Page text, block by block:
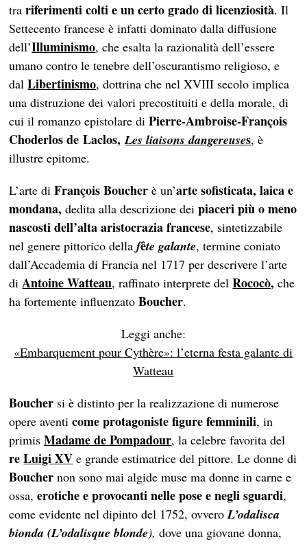
trariferimenti colti e un certo grado di licenziosità. Il
Settecento francese è infatti dominato dalla diffusione
dell’Illuminismo, che esalta la razionalità dell’essere
umano contro le tenebre dell’oscurantismo religioso, e
dalLibertinismo, dottrina che nel XVIII secolo implica
una distruzione dei valori precostituiti e della morale, di
cui il romanzo epistolare di Pierre-Ambroise-François
Choderlos de Laclos,Les liaisons dangereuses, è
illustre epitome.
L’arte diFrançois Boucher è un’arte sofisticata, laica e
mondana,dedita alla descrizione deipiaceri più o meno
nascosti dell’alta aristocrazia francese, sintetizzabile
nel genere pittorico dellafête galante, termine coniato
dall’Accademia di Francia nel 1717 per descrivere l’arte
diAntoine Watteau, raffinato interprete delRococò, che
ha fortemente influenzatoBoucher.
Leggi anche:
«Embarquement pour Cythère»: l’eterna festa galante di
Watteau
Boucher si è distinto per la realizzazione di numerose
opere aventicome protagoniste figure femminili, in
primisMadame de Pompadour, la celebre favorita del
reLuigi XV e grande estimatrice del pittore. Le donne di
Boucher non sono mai algide muse ma donne in carne e
ossa,erotiche e provocanti nelle pose e negli sguardi,
come evidente nel dipinto del 1752, ovveroL’odalisca
bionda (L’odalisque blonde), dove una giovane donna,